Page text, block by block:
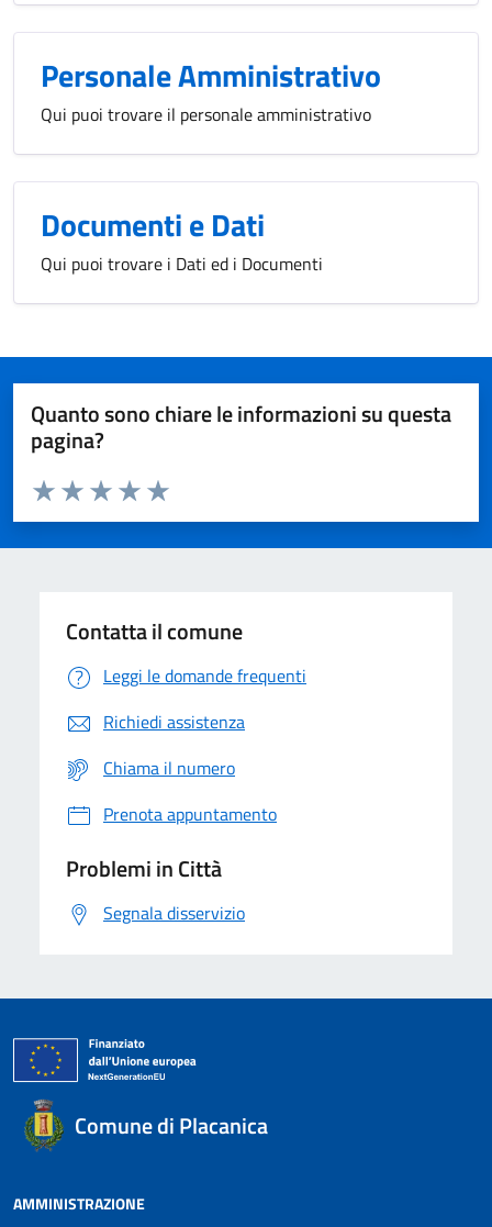
Personale Amministrativo
Qui puoi trovare il personale amministrativo
Documenti e Dati
Qui puoi trovare i Dati ed i Documenti
Quanto sono chiare le informazioni su questa
pagina?
Domanda
Valuta da 1 a 5 stelle la pagina
Valuta 5 stelle su 5
Valuta 4 stelle su 5
Valuta 3 stelle su 5
Valuta 2 stelle su 5
Valuta 1 stelle su 5
Contatta il comune
Leggi le domande frequenti
Richiedi assistenza
Chiama il numero
Prenota appuntamento
Problemi in Città
Segnala disservizio
Comune di Placanica
AMMINISTRAZIONE